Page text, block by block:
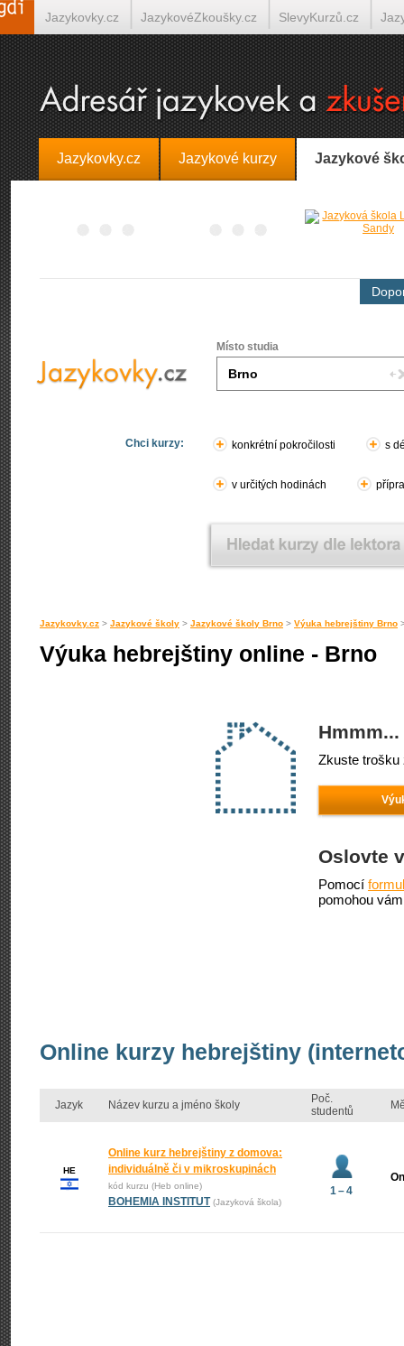
Jazykovky.cz Jazykové kurzy Jazykové
Místo studia
Chci kurzy: konkrétní pokročilosti s
v určitých hodinách
Jazykovky.cz > Jazykové školy > Jazykové školy Brno > Výuka hebrejštiny Brno
Výuka hebrejštiny online - Brno
Zkuste trošku
Oslovte
Pomocí
pomohou
Online kurzy hebrejštiny
Jazyk Název kurzu a jméno školy
Poč.
studentů
HE
Online kurz hebrejštiny z domova:
individuálně či v mikroskupinách
kód kurzu (Heb online)
BOHEMIA INSTITUT (Jazyková škola)
1 – 4
Jazykovky.cz JazykovéZkoušky.cz SlevyKurzů.cz
Španělština on-line Italština on-line Tlumočení-